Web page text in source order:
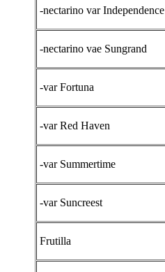
-nectarino var Independence
-nectarino vae Sungrand
-var Fortuna
-var Red Haven
-var Summertime
-var Suncreest
Frutilla